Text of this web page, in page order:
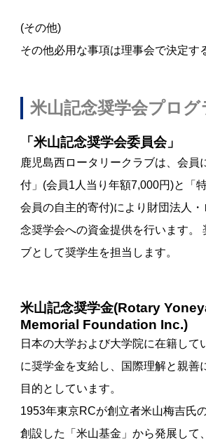
(その他)
その他必用な事項は理事会で決定す
米山記念奨学会プログ
「米山記念奨学会委員会」
鹿児島西ロータリークラブは、会員
付」(会員1人当り年額7,000円)と「
会員の自主的寄付)により財団法人
念奨学会への資金提供を行います。
ブとして奨学生を担当します。
米山記念奨学金(Rotary
Memorial Foundation Inc.)
日本の大学および大学院に在籍して
に奨学金を支給し、国際理解と親善
目的としています。
1953年東京RCが創立者米山梅吉氏
創設した「米山基金」から発展して